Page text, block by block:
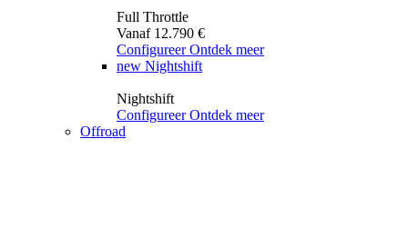
Full Throttle
Vanaf 12.790 €
Configureer Ontdek meer
new Nightshift
Nightshift
Configureer Ontdek meer
Offroad